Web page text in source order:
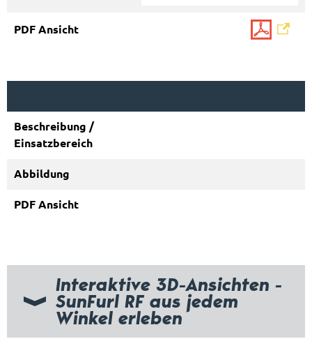
Interaktive 3D-Ansichten -
SunFurl RF aus jedem
Winkel erleben